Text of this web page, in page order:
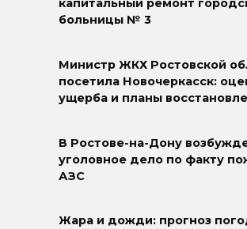
капитальный ремонт
больницы № 3
Министр ЖКХ Ростовской
посетила Новочеркасск:
ущерба и планы
В Ростове-на-Дону
уголовное дело по факту
АЗС
Жара и дожди: прогноз